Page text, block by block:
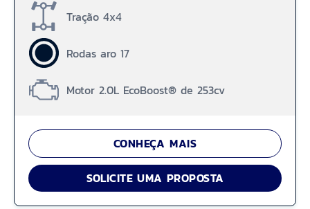
Tração 4x4
Rodas aro 17
Motor 2.0L EcoBoost® de 253cv
CONHEÇA MAIS
SOLICITE UMA PROPOSTA